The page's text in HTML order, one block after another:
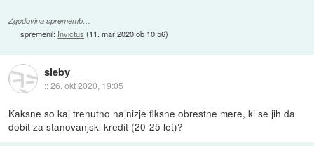
Zgodovina sprememb…
spremenil: Invictus (11. mar 2020 ob 10:56)
sleby
::26. okt 2020, 19:05
Kaksne so kaj trenutno najnizje fiksne obrestne mere, ki se jih da
dobit za stanovanjski kredit (20-25 let)?